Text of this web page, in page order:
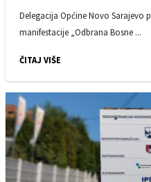
Delegacija Općine Novo Sarajevo
manifestacije „Odbrana Bosne ...
ČITAJ VIŠE